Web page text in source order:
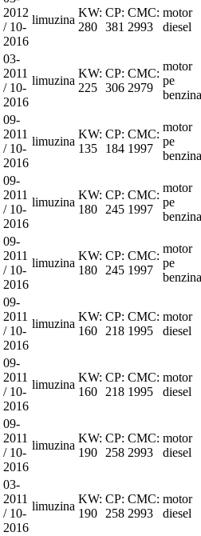
2012
/ 10-
2016
limuzina
KW:
280
CP:
381
CMC:
2993
motor
diesel
03-
2011
/ 10-
2016
limuzina
KW:
225
CP:
306
CMC:
2979
motor
pe
benzina
09-
2011
/ 10-
2016
limuzina
KW:
135
CP:
184
CMC:
1997
motor
pe
benzina
09-
2011
/ 10-
2016
limuzina
KW:
180
CP:
245
CMC:
1997
motor
pe
benzina
09-
2011
/ 10-
2016
limuzina
KW:
180
CP:
245
CMC:
1997
motor
pe
benzina
09-
2011
/ 10-
2016
limuzina
KW:
160
CP:
218
CMC:
1995
motor
diesel
09-
2011
/ 10-
2016
limuzina
KW:
160
CP:
218
CMC:
1995
motor
diesel
09-
2011
/ 10-
2016
limuzina
KW:
190
CP:
258
CMC:
2993
motor
diesel
03-
2011
/ 10-
2016
limuzina
KW:
190
CP:
258
CMC:
2993
motor
diesel